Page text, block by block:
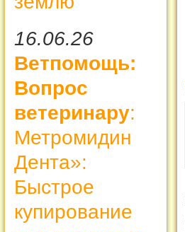
16.06.26
Ветпомощь:
Вопрос
ветеринару:
Метромидин
Дента»:
Быстрое
купирование